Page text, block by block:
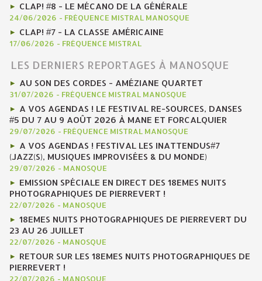
CLAP! #8 - LE MÉCANO DE LA GÉNÉRALE
24/06/2026 - FRÉQUENCE MISTRAL MANOSQUE
CLAP! #7 - LA CLASSE AMÉRICAINE
17/06/2026 - FRÉQUENCE MISTRAL
LES DERNIERS REPORTAGES À MANOSQUE
AU SON DES CORDES - AMÉZIANE QUARTET
31/07/2026 - FRÉQUENCE MISTRAL MANOSQUE
A VOS AGENDAS ! LE FESTIVAL RE-SOURCES, DANSES
#5 DU 7 AU 9 AOÛT 2026 À MANE ET FORCALQUIER
29/07/2026 - FRÉQUENCE MISTRAL MANOSQUE
A VOS AGENDAS ! FESTIVAL LES INATTENDUS#7
(JAZZ(S), MUSIQUES IMPROVISÉES & DU MONDE)
29/07/2026 - MANOSQUE
EMISSION SPÉCIALE EN DIRECT DES 18EMES NUITS
PHOTOGRAPHIQUES DE PIERREVERT !
22/07/2026 - MANOSQUE
18EMES NUITS PHOTOGRAPHIQUES DE PIERREVERT DU
23 AU 26 JUILLET
22/07/2026 - MANOSQUE
RETOUR SUR LES 18EMES NUITS PHOTOGRAPHIQUES DE
PIERREVERT !
22/07/2026 - MANOSQUE